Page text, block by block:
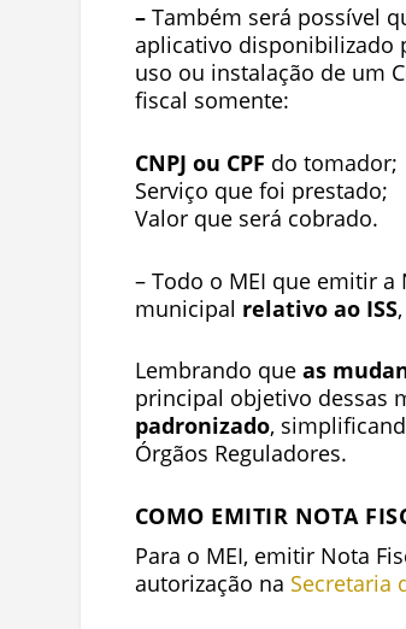
–Também será possível
aplicativo disponibilizado
uso ou instalação de um
fiscal somente:
CNPJ ou CPF do tomador;
Serviço que foi prestado;
Valor que será cobrado.
– Todo o MEI que emitir a
municipal relativo ao ISS
Lembrando que as
principal objetivo dessas
padronizado,
Órgãos Reguladores.
COMO EMITIR NOTA
Para o MEI, emitir Nota
autorização na Secretaria